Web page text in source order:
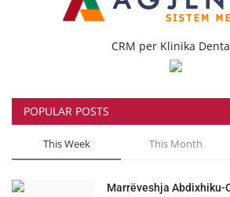
CRM per Klinika
POPULAR POSTS
This Week This Month
Marrëveshja Abdixhiku-